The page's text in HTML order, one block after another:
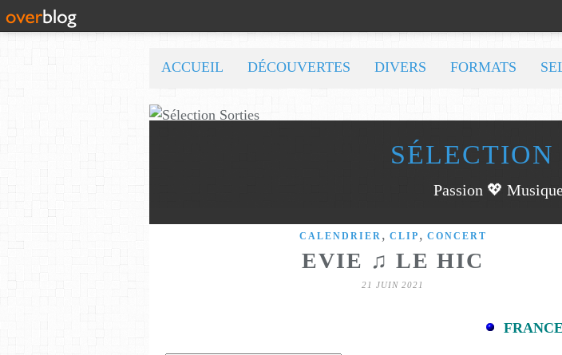
SÉLECTION
Passion 💖
ACCUEIL DÉCOUVERTES DIVERS FORMATS
CALENDRIER , CLIP , CONCERT
EVIE ♫ LE HIC
21 JUIN 2021
FRANCE